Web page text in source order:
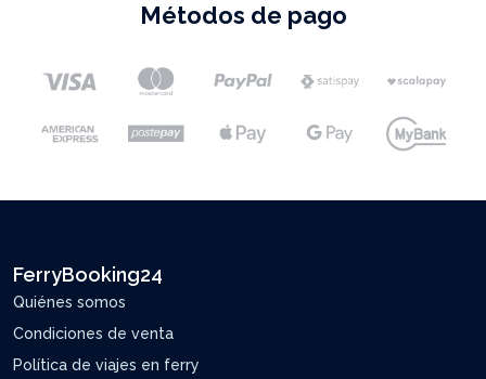
Métodos de pago
FerryBooking24
Quiénes somos
Condiciones de venta
Política de viajes en ferry